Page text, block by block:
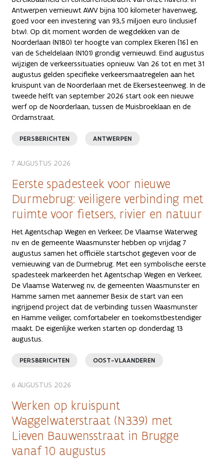
Antwerpen vernieuwt AWV bijna 100 kilometer havenweg,
goed voor een investering van 93,5 miljoen euro (inclusief
btw). Op dit moment worden de wegdekken van de
Noorderlaan (N180) ter hoogte van complex Ekeren [16] en
van de Scheldelaan (N101) grondig vernieuwd. Eind augustus
wijzigen de verkeerssituaties opnieuw. Van 26 tot en met 31
augustus gelden specifieke verkeersmaatregelen aan het
kruispunt van de Noorderlaan met de Ekersesteenweg. In de
tweede helft van september 2026 start ook een nieuwe
werf op de Noorderlaan, tussen de Muisbroeklaan en de
Ordamstraat.
PERSBERICHTEN ANTWERPEN
7 AUGUSTUS 2026
Eerste spadesteek voor nieuwe
Durmebrug: veiligere verbinding met
ruimte voor fietsers, rivier en natuur
Het Agentschap Wegen en Verkeer, De Vlaamse Waterweg
nv en de gemeente Waasmunster hebben op vrijdag 7
augustus samen het officiële startschot gegeven voor de
vernieuwing van de Durmebrug. Met een symbolische eerste
spadesteek markeerden het Agentschap Wegen en Verkeer,
De Vlaamse Waterweg nv, de gemeenten Waasmunster en
Hamme samen met aannemer Besix de start van een
ingrijpend project dat de verbinding tussen Waasmunster
en Hamme veiliger, comfortabeler en toekomstbestendiger
maakt. De eigenlijke werken starten op donderdag 13
augustus.
PERSBERICHTEN OOST-VLAANDEREN
6 AUGUSTUS 2026
Werken op kruispunt
Waggelwaterstraat (N339) met
Lieven Bauwensstraat in Brugge
vanaf 10 augustus